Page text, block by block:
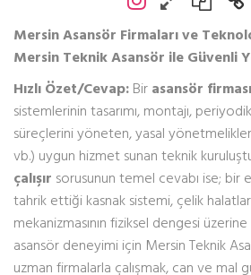
Mersin Asansör Firmaları ve
Mersin Teknik Asansör ile Güvenli
Hızlı Özet/Cevap: Bir asansör firması
sistemlerinin tasarımı, montajı,
süreçlerini yöneten, yasal
vb.) uygun hizmet sunan teknik
çalışır sorusunun temel cevabı ise;
tahrik ettiği kasnak sistemi, çelik halatlar
mekanizmasının fiziksel dengesi
asansör deneyimi için Mersin Teknik
uzman firmalarla çalışmak, can ve mal